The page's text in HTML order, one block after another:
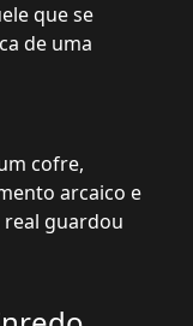
que se
de uma
cofre,
arcaico e
guardou